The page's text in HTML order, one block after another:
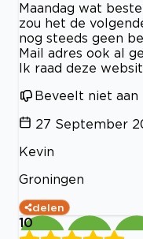
Maandag wat
zou het de
nog steeds geen
Mail adres ook al
Ik raad deze
Beveelt niet aan
27 September
Kevin
Groningen
delen
10